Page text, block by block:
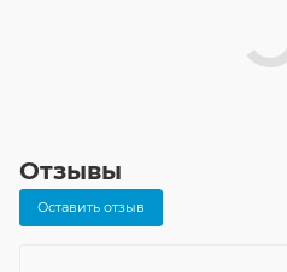
Отзывы
Оставить отзыв